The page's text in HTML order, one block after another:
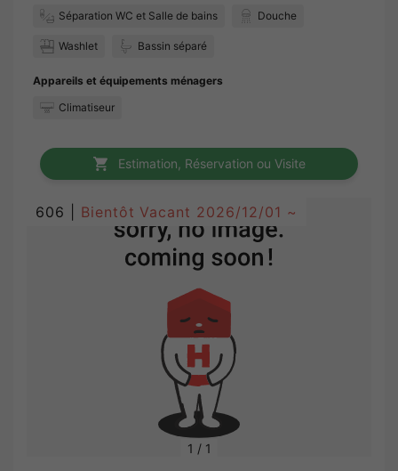
Séparation WC et Salle de bains Douche
Washlet Bassin séparé
Appareils et équipements ménagers
Climatiseur
Estimation, Réservation ou Visite
606 | Bientôt Vacant 2026/12/01 ~
1 / 1